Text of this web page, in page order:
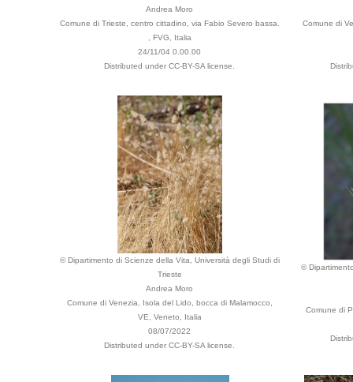
Andrea Moro
Comune di Trieste, centro cittadino, via Fabio Severo bassa.
, FVG, Italia
24/11/04 0.00.00
Distributed under CC-BY-SA license.
Comune di
© Dipartimento di Scienze della Vita, Università degli Studi di
Trieste
Andrea Moro
Comune di Venezia, Isola del Lido, bocca di Malamocco,
VE, Veneto, Italia
08/07/2022
Distributed under CC-BY-SA license.
©
Comune di